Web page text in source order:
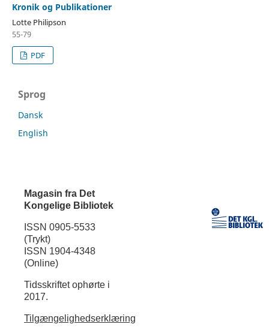
Kronik og Publikationer
Lotte Philipson
55-79
PDF
Sprog
Dansk
English
Magasin fra Det
Kongelige Bibliotek
ISSN 0905-5533
(Trykt)
ISSN 1904-4348
(Online)
Tidsskriftet ophørte i
2017.
Tilgængelighedserklæring